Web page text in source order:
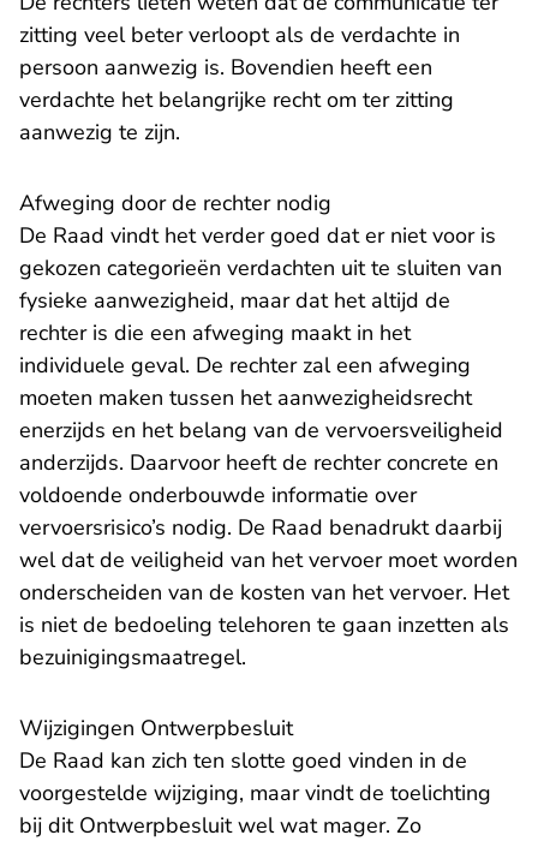
zitting veel beter verloopt als de verdachte in
persoon aanwezig is. Bovendien heeft een
verdachte het belangrijke recht om ter zitting
aanwezig te zijn.
Afweging door de rechter nodig
De Raad vindt het verder goed dat er niet voor is
gekozen categorieën verdachten uit te sluiten van
fysieke aanwezigheid, maar dat het altijd de
rechter is die een afweging maakt in het
individuele geval. De rechter zal een afweging
moeten maken tussen het aanwezigheidsrecht
enerzijds en het belang van de vervoersveiligheid
anderzijds. Daarvoor heeft de rechter concrete en
voldoende onderbouwde informatie over
vervoersrisico’s nodig. De Raad benadrukt daarbij
wel dat de veiligheid van het vervoer moet worden
onderscheiden van de kosten van het vervoer. Het
is niet de bedoeling telehoren te gaan inzetten als
bezuinigingsmaatregel.
Wijzigingen Ontwerpbesluit
De Raad kan zich ten slotte goed vinden in de
voorgestelde wijziging, maar vindt de toelichting
bij dit Ontwerpbesluit wel wat mager. Zo